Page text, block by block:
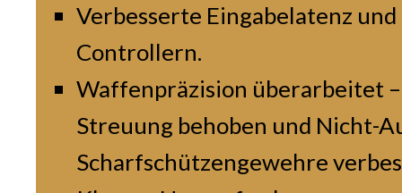
Verbesserte Eingabelatenz
Controllern.
Waffenpräzision überarbeitet
Streuung behoben und Nicht-
Scharfschützengewehre